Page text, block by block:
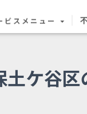
ビスメニュー
土ケ谷